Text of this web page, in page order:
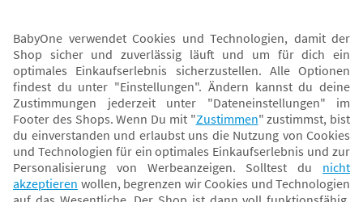
Wir helfen dir gerne weiter!
Vertrag widerrufen
Gut informiert
Über BabyOne